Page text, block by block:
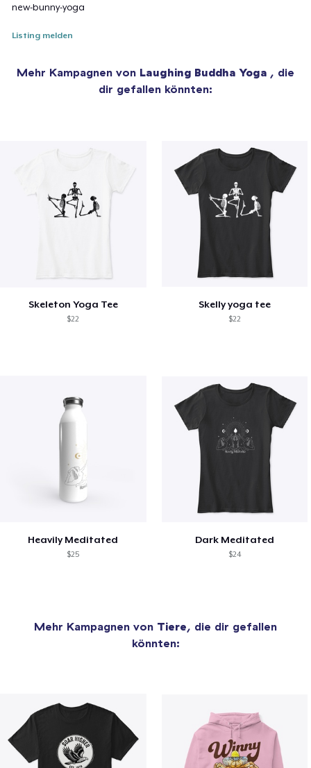
new-bunny-yoga
Listing melden
Mehr Kampagnen von Laughing Buddha Yoga , die
dir gefallen könnten:
Skeleton Yoga Tee
$22
Skelly yoga tee
$22
Heavily Meditated
$25
Dark Meditated
$24
Mehr Kampagnen von Tiere, die dir gefallen
könnten: